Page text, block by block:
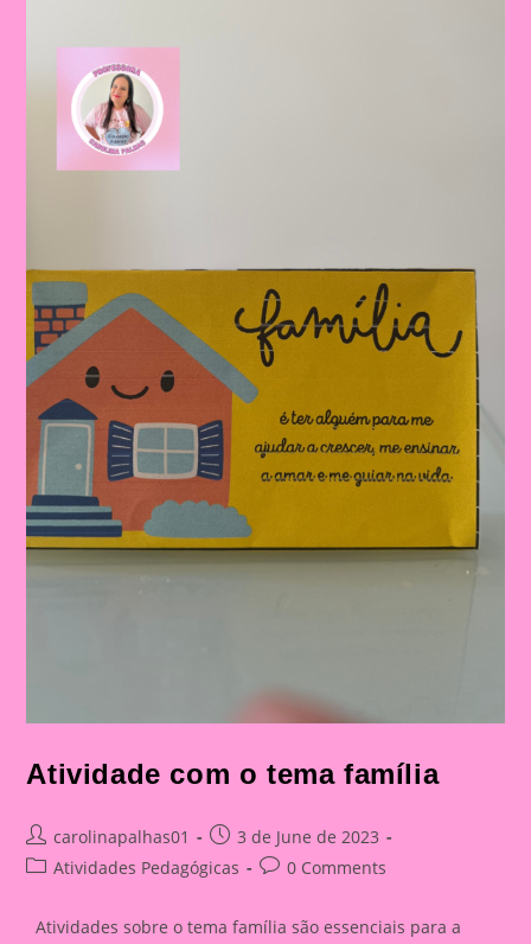
Atividade com o tema família
Post
author:
carolinapalhas01
Post
published:
3 de June de 2023
PostAtividades Pedagógicas
Post0 Comments
Atividades sobre o tema família são essenciais para a